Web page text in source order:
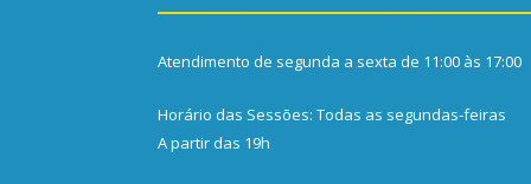
Atendimento de segunda a sexta de 11:00 às 17:00
Horário das Sessões: Todas as segundas-feiras
A partir das 19h